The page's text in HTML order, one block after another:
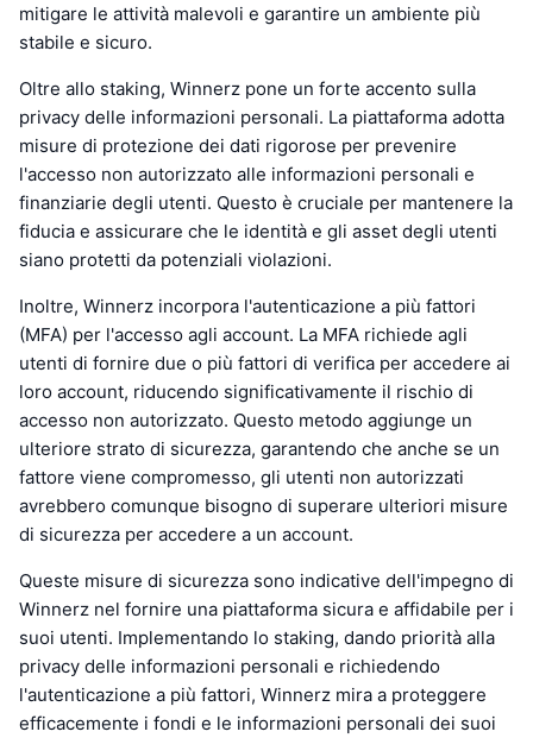
mitigare le attività malevoli e garantire un ambiente più
stabile e sicuro.
Oltre allo staking, Winnerz pone un forte accento sulla
privacy delle informazioni personali. La piattaforma adotta
misure di protezione dei dati rigorose per prevenire
l'accesso non autorizzato alle informazioni personali e
finanziarie degli utenti. Questo è cruciale per mantenere la
fiducia e assicurare che le identità e gli asset degli utenti
siano protetti da potenziali violazioni.
Inoltre, Winnerz incorpora l'autenticazione a più fattori
(MFA) per l'accesso agli account. La MFA richiede agli
utenti di fornire due o più fattori di verifica per accedere ai
loro account, riducendo significativamente il rischio di
accesso non autorizzato. Questo metodo aggiunge un
ulteriore strato di sicurezza, garantendo che anche se un
fattore viene compromesso, gli utenti non autorizzati
avrebbero comunque bisogno di superare ulteriori misure
di sicurezza per accedere a un account.
Queste misure di sicurezza sono indicative dell'impegno di
Winnerz nel fornire una piattaforma sicura e affidabile per i
suoi utenti. Implementando lo staking, dando priorità alla
privacy delle informazioni personali e richiedendo
l'autenticazione a più fattori, Winnerz mira a proteggere
efficacemente i fondi e le informazioni personali dei suoi